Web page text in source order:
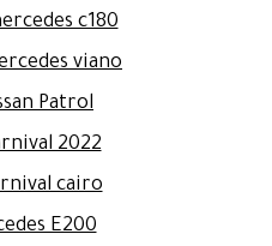
c180
viano
Patrol
2022
cairo
E200